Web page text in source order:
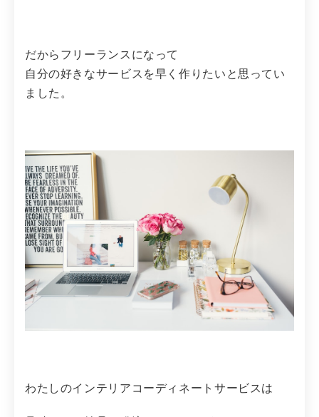
だからフリーランスになって
自分の好きなサービスを早く作りたいと思ってい
ました。
わたしのインテリアコーディネートサービスは